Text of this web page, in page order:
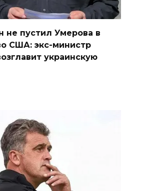
не пустил Умерова в
США: экс-министр
украинскую